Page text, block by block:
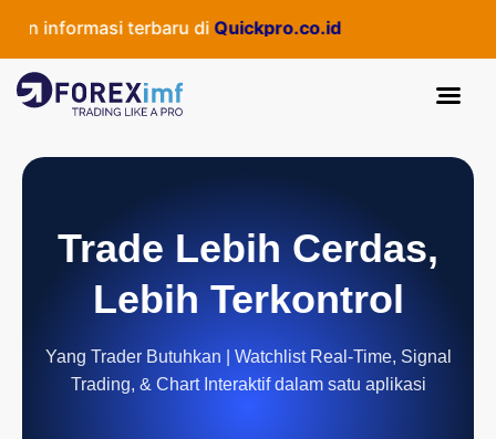
terbaru diQuickpro.co.id
Trade Lebih Cerdas,
Lebih Terkontrol
Yang Trader Butuhkan | Watchlist Real-Time, Signal
Trading, & Chart Interaktif dalam satu aplikasi